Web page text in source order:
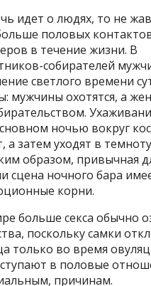
идет о людях, то не
половых
в течение жизни. В
собирателей
светлого времени
мужчины охотятся, а
ночью вокруг
а затем уходят в
образом, привычная
сцена ночного бара
корни.
больше секса обычно
поскольку самки
только во время
в половые
причинам.